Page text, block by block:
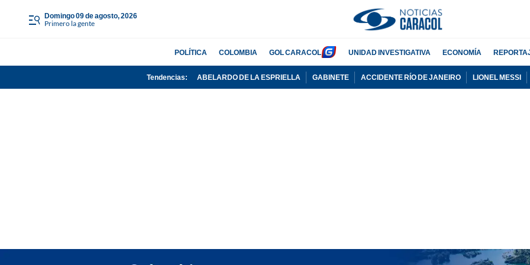
domingo 09 de agosto, 2026
Primero la gente
POLÍTICA COLOMBIA GOL CARACOL UNIDAD INVESTIGATIVA ECONOMÍA
Tendencias: ABELARDO DE LA ESPRIELLA GABINETE ACCIDENTE RÍO DE JANEIRO LIONEL MESSI